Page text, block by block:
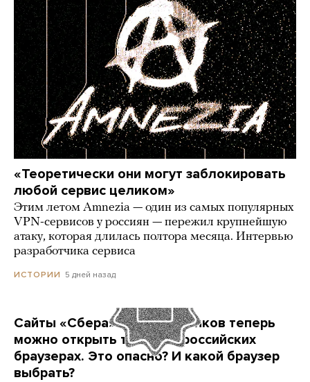
«Теоретически они могут заблокировать
любой сервис целиком»
Этим летом Amnezia — один из самых популярных
VPN-сервисов у россиян — пережил крупнейшую
атаку, которая длилась полтора месяца. Интервью
разработчика сервиса
ИСТОРИИ 5 дней назад
Сайты «Сбера» и других банков теперь
можно открыть только в российских
браузерах. Это опасно? И какой браузер
выбрать?